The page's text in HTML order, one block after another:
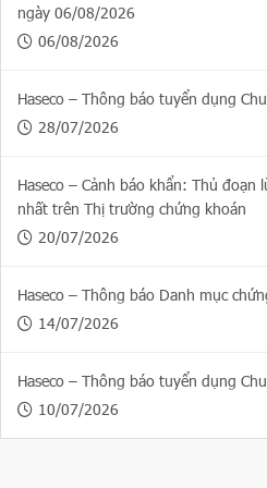
ngày 06/08/2026
06/08/2026
Haseco – Thông báo tuyển dụng
28/07/2026
Haseco – Cảnh báo khẩn: Thủ đoạn
nhất trên Thị trường chứng khoán
20/07/2026
Haseco – Thông báo Danh mục
14/07/2026
Haseco – Thông báo tuyển dụng
10/07/2026